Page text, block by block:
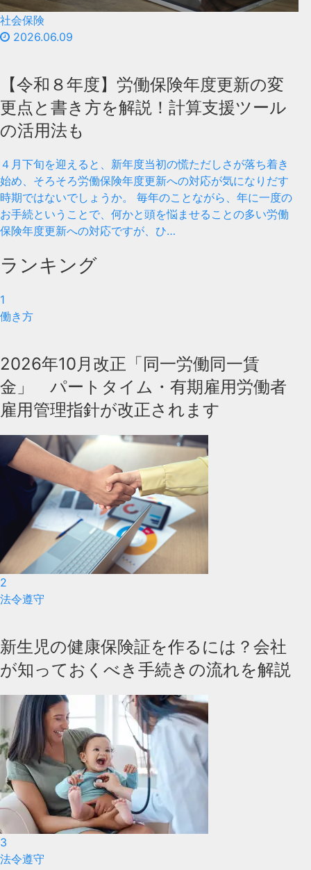
社会保険
2026.06.09
【令和８年度】労働保険年度更新の変
更点と書き方を解説！計算支援ツール
の活用法も
４月下旬を迎えると、新年度当初の慌ただしさが落ち着き
始め、そろそろ労働保険年度更新への対応が気になりだす
時期ではないでしょうか。 毎年のことながら、年に一度の
お手続ということで、何かと頭を悩ませることの多い労働
保険年度更新への対応ですが、ひ…
ランキング
1
働き方
2026年10月改正「同一労働同一賃
金」 パートタイム・有期雇用労働者
雇用管理指針が改正されます
2
法令遵守
新生児の健康保険証を作るには？会社
が知っておくべき手続きの流れを解説
3
法令遵守